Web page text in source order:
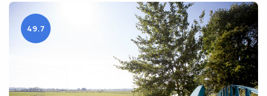
49.7